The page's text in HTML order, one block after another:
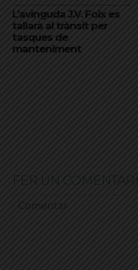
L’avinguda J.V. Foix es
tallarà al trànsit per
tasques de
manteniment
FER UN COMENTARI